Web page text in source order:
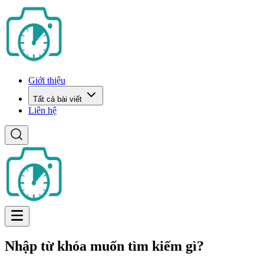
Giới thiệu
Tất cả bài viết
Liên hệ
Nhập từ khóa muốn tìm kiếm gì?